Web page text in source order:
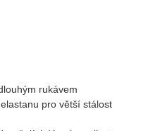
rukávem
pro větší stálost